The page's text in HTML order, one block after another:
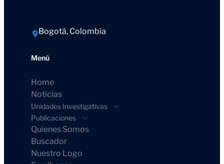
Bogotá, Colombia
Menú
Home
Noticias
Unidades Investigativas
Publicaciones
Quienes Somos
Buscador
Nuestro Logo